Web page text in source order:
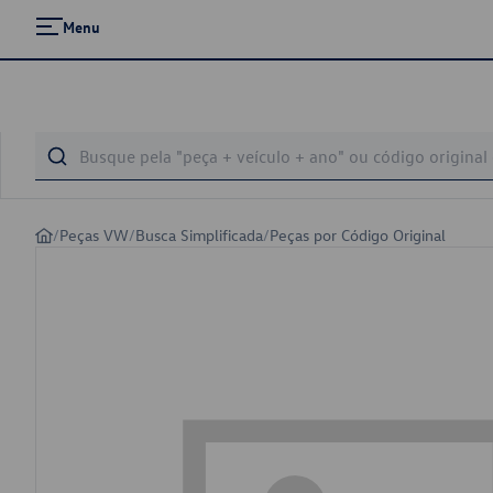
Menu
/Peças VW/Busca Simplificada/Peças por Código Original